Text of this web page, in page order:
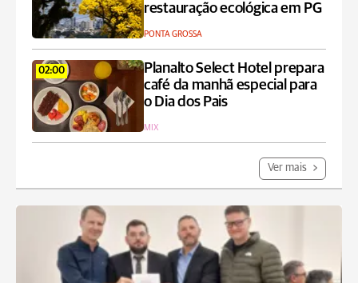
restauração ecológica em PG
PONTA GROSSA
02:00
Planalto Select Hotel prepara
café da manhã especial para
o Dia dos Pais
MIX
Ver mais